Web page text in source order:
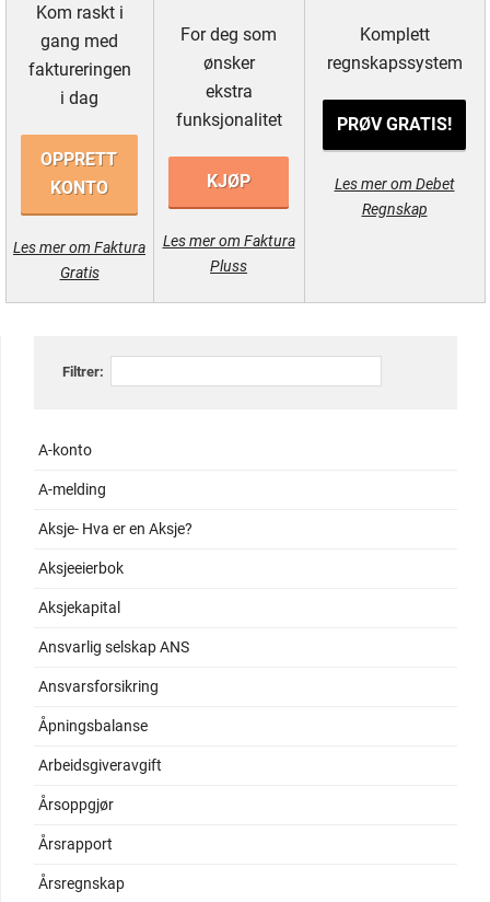
Kom raskt i
gang med
faktureringen
i dag
OPPRETT
KONTO
Les mer om Faktura
Gratis
For deg som
ønsker
ekstra
funksjonalitet
KJØP
Les mer om Faktura
Pluss
Komplett
regnskapssystem
PRØV GRATIS!
Les mer om Debet
Regnskap
Filtrer:
A-konto
A-melding
Aksje- Hva er en Aksje?
Aksjeeierbok
Aksjekapital
Ansvarlig selskap ANS
Ansvarsforsikring
Åpningsbalanse
Arbeidsgiveravgift
Årsoppgjør
Årsrapport
Årsregnskap